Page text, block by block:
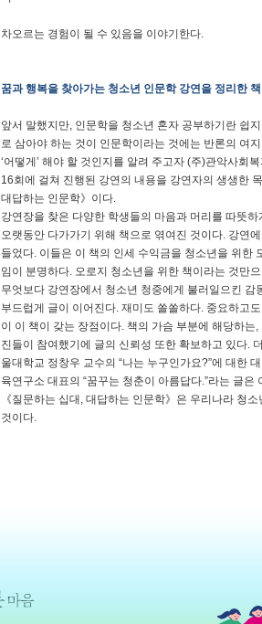
차오르는 경험이 될 수 있음을 이야기한다.
꿈과 행복을 찾아가는 청소년 인문학 강연을 정리한 책
앞서 말했지만, 인문학을 청소년 혼자 공부하기란 쉽
로 삼아야 하는 것이 인문학이라는 것에는 반론의 여
‘어떻게’ 해야 할 것인지를 알려 주고자 (주)관악사회
16회에 걸쳐 진행된 강연의 내용을 강연자의 생생한
대답하는 인문학》이다.
강연장을 찾은 다양한 학생들의 마음과 머리를 따뜻
오랫동안 다가가기 위해 책으로 엮여진 것이다. 강연
들었다. 이들은 이 책의 인세 수익금을 청소년을 위한
임이 분명하다. 오로지 청소년을 위한 책이라는 것만
무엇보다 강연장에서 청소년 청중에게 불러일으킨
부드럽게 글이 이어진다. 재미도 쏠쏠하다. 중요하고
이 이 책이 갖는 장점이다. 책의 가슴 부분에 해당하
진들이 참여했기에 글의 신뢰성 또한 확보하고 있다.
울대학교 정창우 교수의 “나는 누구인가요?”에 대한
육연구소 대표의 “꿈꾸는 청춘이 아름답다.”라는 글
《질문하는 십대, 대답하는 인문학》은 우리나라 청
것이다.